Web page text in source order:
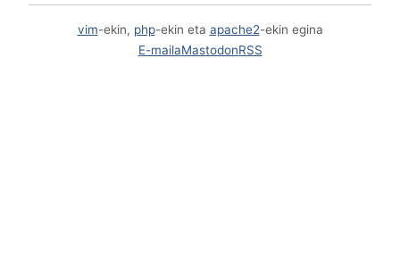
vim-ekin, php-ekin eta apache2-ekin egina
E-mailaMastodonRSS